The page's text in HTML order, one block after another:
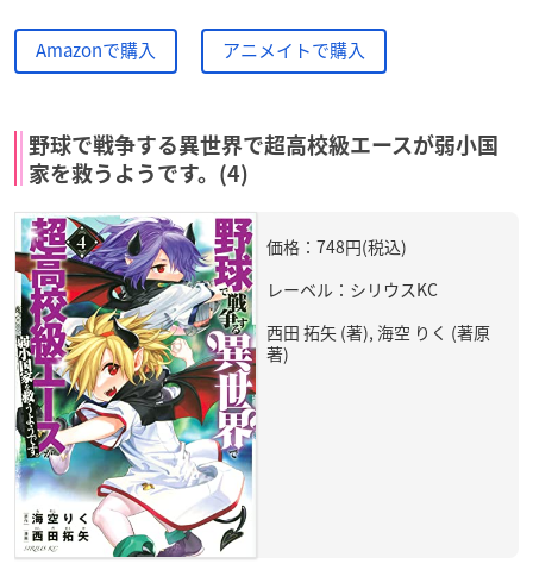
Amazonで購入 アニメイトで購入
野球で戦争する異世界で超高校級エースが弱小国
家を救うようです。(4)
価格：748円(税込)
レーベル：シリウスKC
西田 拓矢 (著), 海空 りく (著原
著)